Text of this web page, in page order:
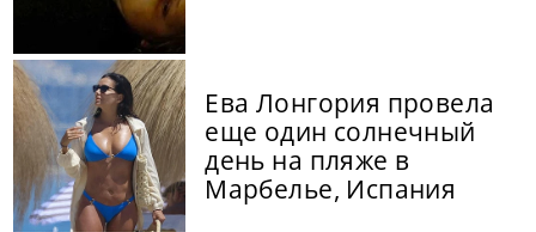
Ева Лонгория провела
еще один солнечный
день на пляже в
Марбелье, Испания